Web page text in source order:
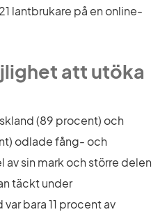
lantbrukare på en online-
att utöka
(89 procent) och
odlade fång- och
sin mark och större delen
täckt under
bara 11 procent av